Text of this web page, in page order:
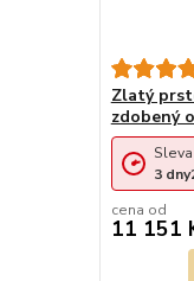
Zlatý
zdobený
cena od
11 151
3 dny